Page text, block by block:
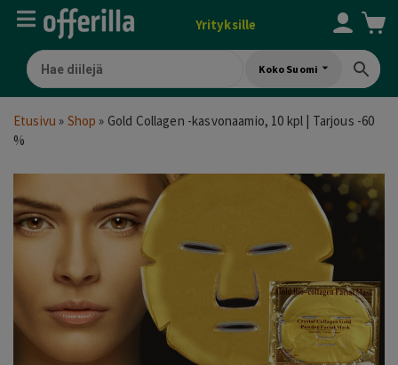
Yrityksille
Koko Suomi
Etusivu » Shop » Gold Collagen -kasvonaamio, 10 kpl | Tarjous -60
%